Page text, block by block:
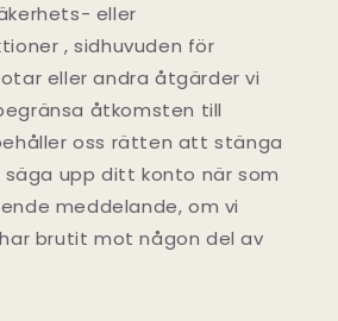
eller
, sidhuvuden för
eller andra åtgärder vi
åtkomsten till
oss rätten att stänga
säga upp ditt konto när som
meddelande, om vi
brutit mot någon del av